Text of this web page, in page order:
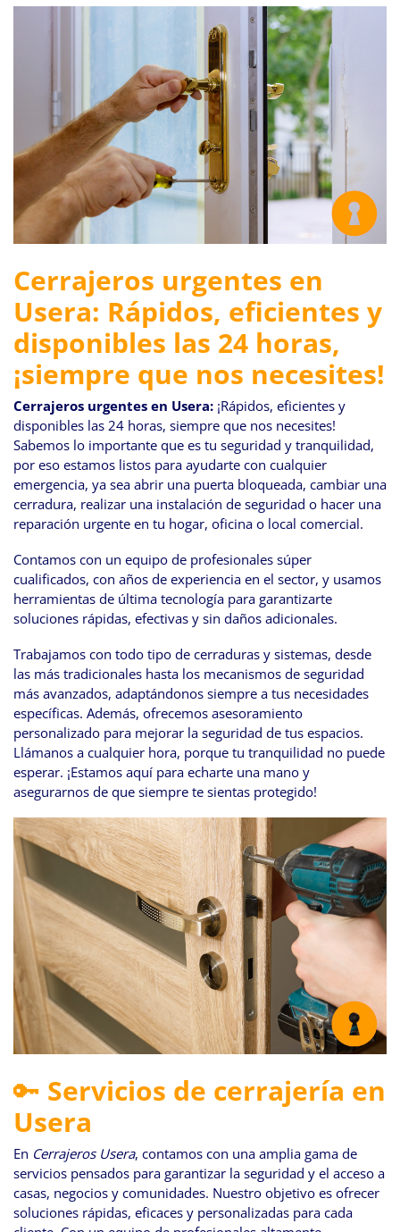
Cerrajeros urgentes en
Usera: Rápidos, eficientes y
disponibles las 24 horas,
¡siempre que nos necesites!
Cerrajeros urgentes en Usera: ¡Rápidos, eficientes y
disponibles las 24 horas, siempre que nos necesites!
Sabemos lo importante que es tu seguridad y tranquilidad,
por eso estamos listos para ayudarte con cualquier
emergencia, ya sea abrir una puerta bloqueada, cambiar una
cerradura, realizar una instalación de seguridad o hacer una
reparación urgente en tu hogar, oficina o local comercial.
Contamos con un equipo de profesionales súper
cualificados, con años de experiencia en el sector, y usamos
herramientas de última tecnología para garantizarte
soluciones rápidas, efectivas y sin daños adicionales.
Trabajamos con todo tipo de cerraduras y sistemas, desde
las más tradicionales hasta los mecanismos de seguridad
más avanzados, adaptándonos siempre a tus necesidades
específicas. Además, ofrecemos asesoramiento
personalizado para mejorar la seguridad de tus espacios.
Llámanos a cualquier hora, porque tu tranquilidad no puede
esperar. ¡Estamos aquí para echarte una mano y
asegurarnos de que siempre te sientas protegido!
🔑 Servicios de cerrajería en
Usera
En Cerrajeros Usera, contamos con una amplia gama de
servicios pensados para garantizar la seguridad y el acceso a
casas, negocios y comunidades. Nuestro objetivo es ofrecer
soluciones rápidas, eficaces y personalizadas para cada